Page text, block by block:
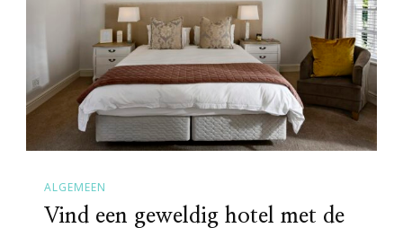
ALGEMEEN
Vind een geweldig hotel met de